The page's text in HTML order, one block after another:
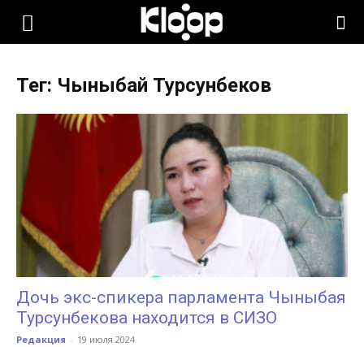
KLOOP.KG
Новости
Кыргызстана
Тег: Чыныбай Турсунбеков
Дочь экс-спикера парламента Чыныбая
Турсунбекова находится в СИЗО
Редакция - 19 июля 2024